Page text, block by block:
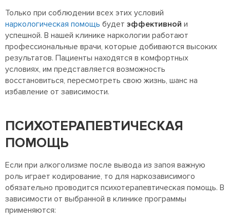
Только при соблюдении всех этих условий
наркологическая помощь будет эффективной и
успешной. В нашей клинике наркологии работают
профессиональные врачи, которые добиваются высоких
результатов. Пациенты находятся в комфортных
условиях, им представляется возможность
восстановиться, пересмотреть свою жизнь, шанс на
избавление от зависимости.
ПСИХОТЕРАПЕВТИЧЕСКАЯ
ПОМОЩЬ
Если при алкоголизме после вывода из запоя важную
роль играет кодирование, то для наркозависимого
обязательно проводится психотерапевтическая помощь. В
зависимости от выбранной в клинике программы
применяются: